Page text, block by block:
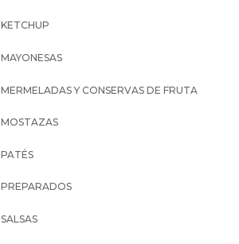
KETCHUP
MAYONESAS
MERMELADAS Y CONSERVAS DE FRUTA
MOSTAZAS
PATÉS
PREPARADOS
SALSAS